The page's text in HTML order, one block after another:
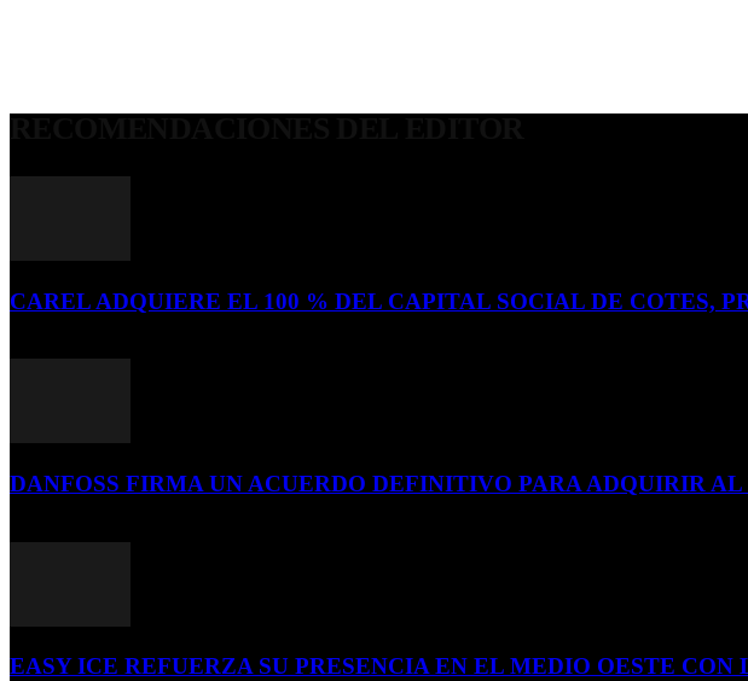
CAREL ADQUIERE EL 100 % DEL CAPITAL SOCIAL DE COTES,
DANFOSS FIRMA UN ACUERDO DEFINITIVO PARA ADQUIRIR
EASY ICE REFUERZA SU PRESENCIA EN EL MEDIO OESTE CON